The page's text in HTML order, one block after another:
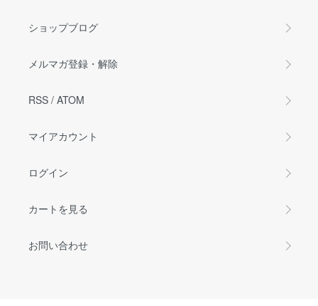
ショップブログ
メルマガ登録・解除
RSS / ATOM
マイアカウント
ログイン
カートを見る
お問い合わせ